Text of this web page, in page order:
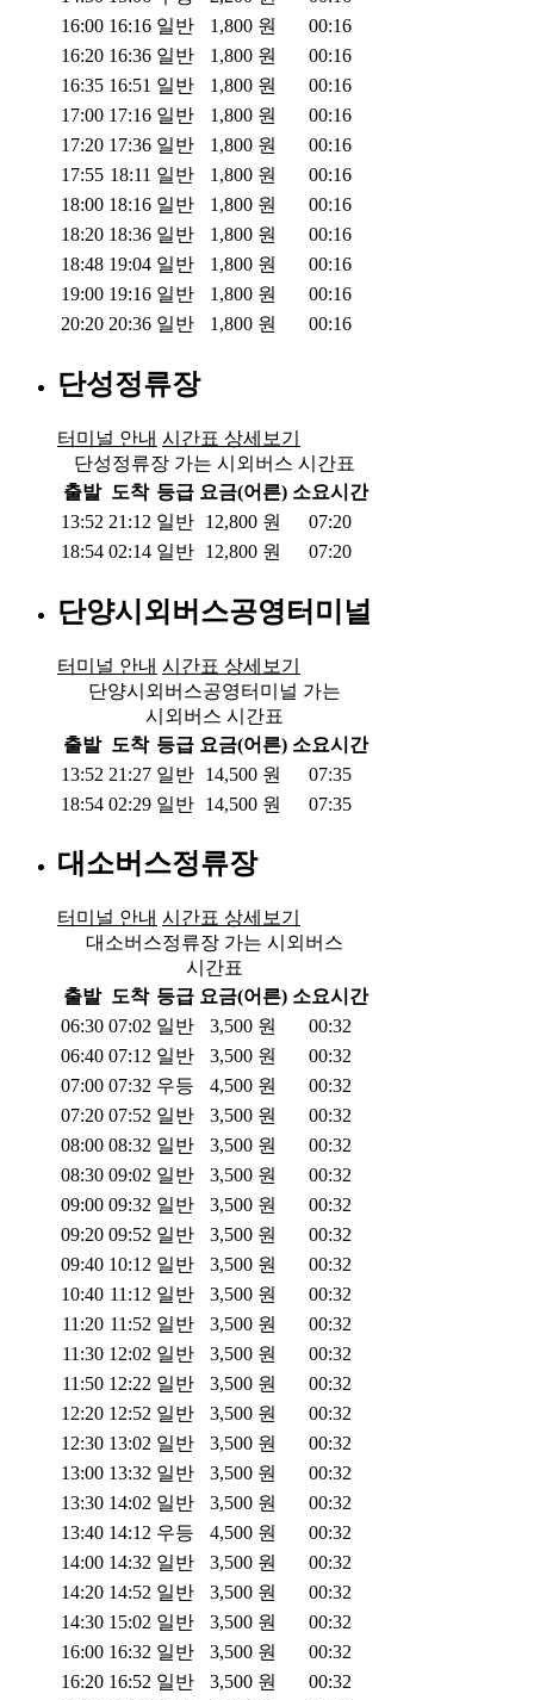
16:00 16:16 일반 1,800 원
00:16
16:20 16:36 일반 1,800 원
00:16
16:35 16:51 일반 1,800 원
00:16
17:00 17:16 일반 1,800 원
00:16
17:20 17:36 일반 1,800 원
00:16
17:55 18:11 일반 1,800 원
00:16
18:00 18:16 일반 1,800 원
00:16
18:20 18:36 일반 1,800 원
00:16
18:48 19:04 일반 1,800 원
00:16
19:00 19:16 일반 1,800 원
00:16
20:20 20:36 일반 1,800 원 00:16
단성정류장
터미널 안내 시간표 상세보기
단성정류장 가는 시외버스 시간표
출발 도착 등급 요금(어른) 소요시간
13:52 21:12 일반 12,800 원
07:20
18:54 02:14 일반 12,800 원 07:20
단양시외버스공영터미널
터미널 안내 시간표 상세보기
단양시외버스공영터미널 가는
시외버스 시간표
출발 도착 등급 요금(어른) 소요시간
13:52 21:27 일반 14,500 원
07:35
18:54 02:29 일반 14,500 원 07:35
대소버스정류장
터미널 안내 시간표 상세보기
대소버스정류장 가는 시외버스
시간표
출발 도착 등급 요금(어른) 소요시간
06:30 07:02 일반 3,500 원
00:32
06:40 07:12 일반 3,500 원
00:32
07:00 07:32 우등 4,500 원
00:32
07:20 07:52 일반 3,500 원
00:32
08:00 08:32 일반 3,500 원
00:32
08:30 09:02 일반 3,500 원
00:32
09:00 09:32 일반 3,500 원
00:32
09:20 09:52 일반 3,500 원
00:32
09:40 10:12 일반 3,500 원
00:32
10:40 11:12 일반 3,500 원
00:32
11:20 11:52 일반 3,500 원
00:32
11:30 12:02 일반 3,500 원
00:32
11:50 12:22 일반 3,500 원
00:32
12:20 12:52 일반 3,500 원
00:32
12:30 13:02 일반 3,500 원
00:32
13:00 13:32 일반 3,500 원
00:32
13:30 14:02 일반 3,500 원
00:32
13:40 14:12 우등 4,500 원
00:32
14:00 14:32 일반 3,500 원
00:32
14:20 14:52 일반 3,500 원
00:32
14:30 15:02 일반 3,500 원
00:32
16:00 16:32 일반 3,500 원
00:32
16:20 16:52 일반 3,500 원
00:32